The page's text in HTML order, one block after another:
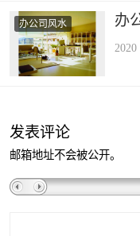
办公司风水 办
2020
发表评论
邮箱地址不会被公开。